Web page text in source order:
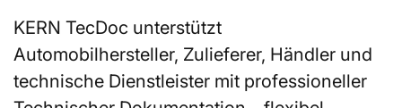
KERN TecDoc unterstützt
Automobilhersteller, Zulieferer, Händler und
technische Dienstleister mit professioneller